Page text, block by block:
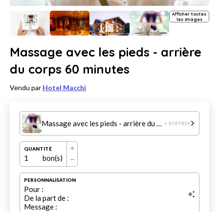
Afficher toutes
les images
Massage avec les pieds - arrière
du corps 60 minutes
Vendu par Hotel Macchi
Massage avec les pieds - arrière du corps 60 minutes + 9 OFFRES
QUANTITÉ
1 bon(s)
PERSONNALISATION
Pour :
De la part de :
Message :